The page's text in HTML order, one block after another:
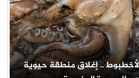
.. إغلاق منطقة حيوية